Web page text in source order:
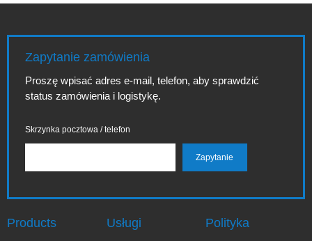
Zapytanie zamówienia
Proszę wpisać adres e-mail, telefon, aby sprawdzić
status zamówienia i logistykę.
Skrzynka pocztowa / telefon
Products Usługi Polityka